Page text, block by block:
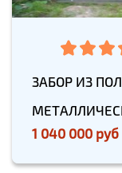
ЗАБОР ИЗ
1 040 000 руб